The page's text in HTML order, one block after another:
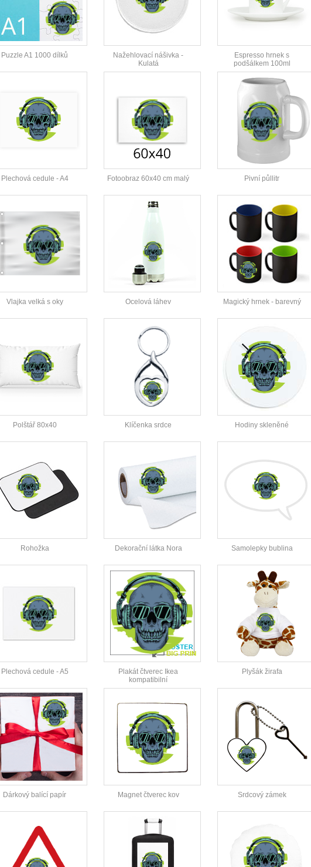
Puzzle A1 1000 dílků
Nažehlovací nášivka -
Kulatá
Espresso hrnek s
podšálkem 100ml
Plechová cedule - A4 Fotoobraz 60x40 cm malý Pivní půllitr
Vlajka velká s oky Ocelová láhev Magický hrnek - barevný
Polštář 80x40 Klíčenka srdce Hodiny skleněné
Rohožka Dekorační látka Nora Samolepky bublina
Plechová cedule - A5
Plakát čtverec Ikea
kompatibilní
Plyšák žirafa
Dárkový balící papír Magnet čtverec kov Srdcový zámek